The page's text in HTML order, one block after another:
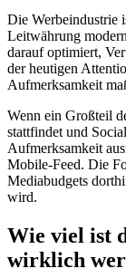
Die Werbeindustrie
Leitwährung
darauf optimiert,
der heutigen
Aufmerksamkeit
Wenn ein Großteil
stattfindet und
Aufmerksamkeit
Mobile-Feed. Die
Mediabudgets
wird.
Wie viel ist
wirklich